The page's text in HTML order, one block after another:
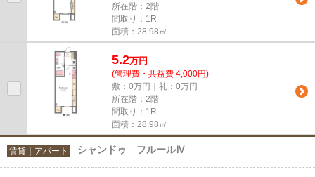
所在階：2階
間取り：1R
面積：28.98㎡
5.2万円
(管理費・共益費 4,000円)
敷：0万円｜礼：0万円
所在階：2階
間取り：1R
面積：28.98㎡
賃貸｜アパート シャンドゥ フルールⅣ